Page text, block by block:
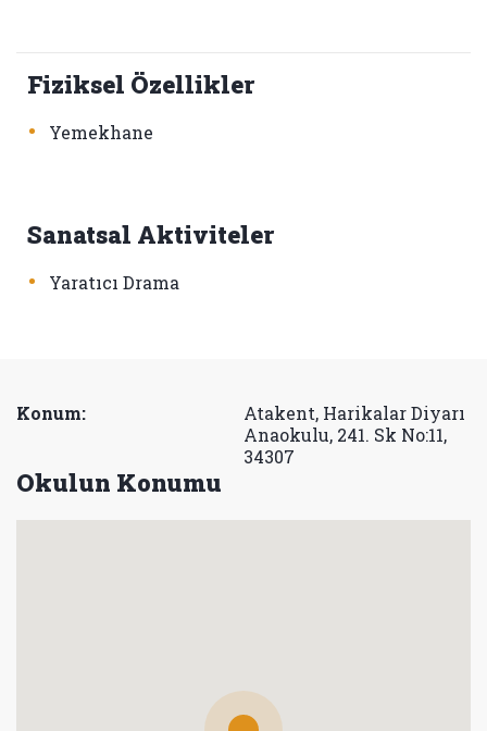
Fiziksel Özellikler
• Yemekhane
Sanatsal Aktiviteler
• Yaratıcı Drama
Konum:
Atakent, Harikalar Diyarı
Anaokulu, 241. Sk No:11,
34307
Okulun Konumu